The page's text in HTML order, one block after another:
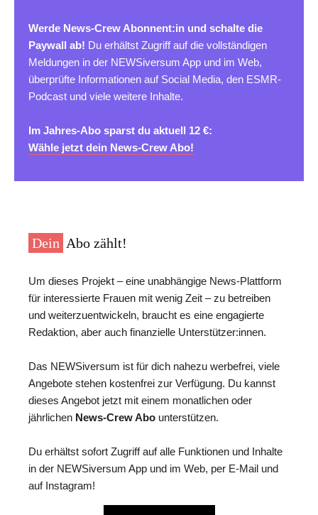
Werde News-Crew Abonnent:in und schalte die
Paywall ab! Du erhältst Zugriff auf die vollständigen
Meldungen in der NEWSiversum App und im Web,
überprüfte Informationen auf Social Media, den ESMR-
Podcast und viele weitere Inhalte.
Im Jahres-Abo sparst du aktuell 12 €:
Wähle jetzt dein News-Crew Abo!
Dein Abo zählt!
Um dieses Projekt – eine unabhängige News-Plattform
für interessierte Frauen mit wenig Zeit – zu betreiben
und weiterzuentwickeln, braucht es eine engagierte
Redaktion, aber auch finanzielle Unterstützer:innen.
Das NEWSiversum ist für dich nahezu werbefrei, viele
Angebote stehen kostenfrei zur Verfügung. Du kannst
dieses Angebot jetzt mit einem monatlichen oder
jährlichen News-Crew Abo unterstützen.
Du erhältst sofort Zugriff auf alle Funktionen und Inhalte
in der NEWSiversum App und im Web, per E-Mail und
auf Instagram!